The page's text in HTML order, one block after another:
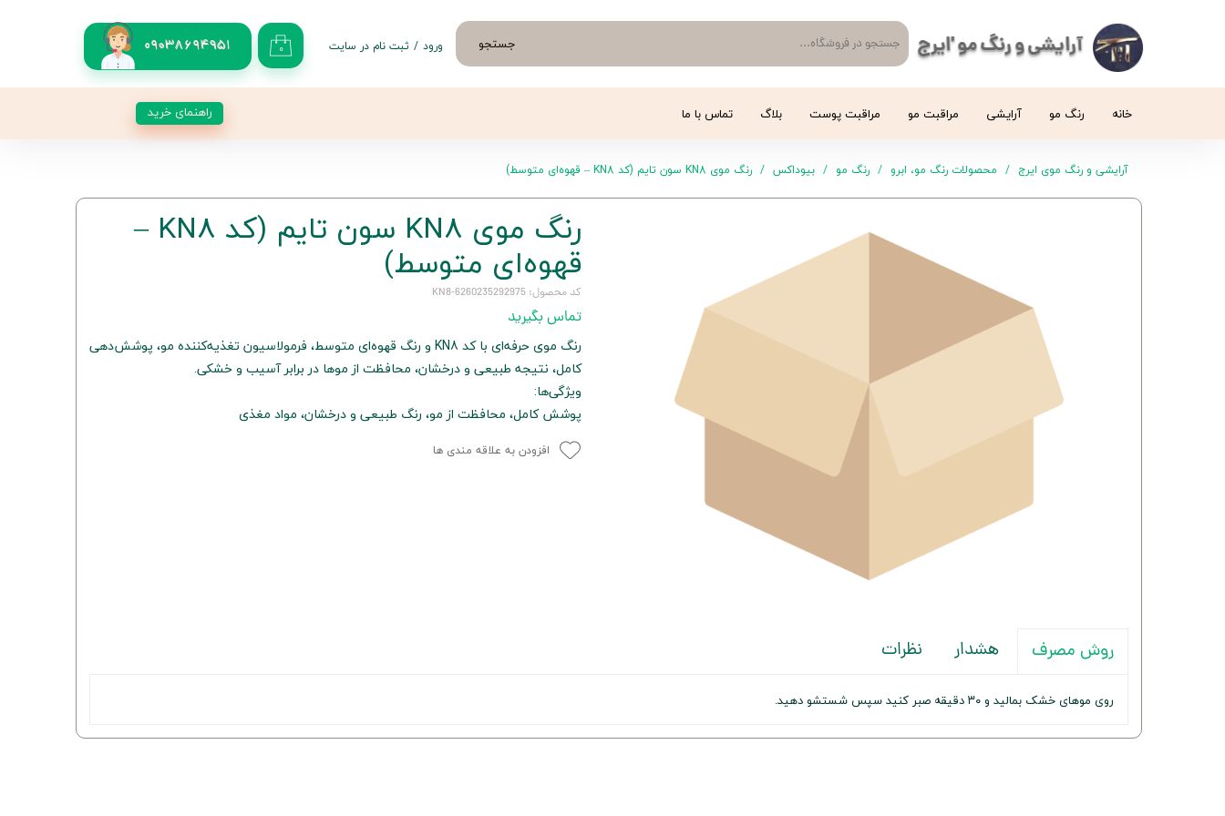
آرایشی و رنگ مو 'ایرج 09038694951 جستجو ۰ ورود / ثبت نام در سایت
خانه رنگ مو آرایشی مراقبت مو مراقبت پوست بلاگ تماس با ما راهنمای خرید
آرایشی و رنگ موی ایرج محصولات رنگ مو، ابرو رنگ مو بیوداکس رنگ موی KN8 سون تایم (کد KN8 – قهوه‌ای متوسط)
رنگ موی KN8 سون تایم (کد KN8 –
قهوه‌ای متوسط)
کد محصول: 6260235292975-KN8
تماس بگیرید
رنگ موی حرفه‌ای با کد KN8 و رنگ قهوه‌ای متوسط، فرمولاسیون تغذیه‌کننده مو، پوشش‌دهی
کامل، نتیجه طبیعی و درخشان، محافظت از موها در برابر آسیب و خشکی.
ویژگی‌ها:
پوشش کامل، محافظت از مو، رنگ طبیعی و درخشان، مواد مغذی
افزودن به علاقه مندی ها
روش مصرف هشدار نظرات
روی موهای خشک بمالید و ۳۰ دقیقه صبر کنید سپس شستشو دهید.